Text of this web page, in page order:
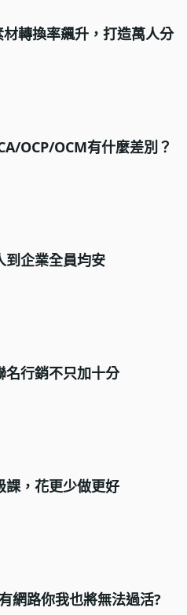
轉換率飆升，打造萬人分
OCP/OCM有什麼差別？
到企業全員均安
名行銷不只加十分
課，花更少做更好
網路你我也將無法過活?